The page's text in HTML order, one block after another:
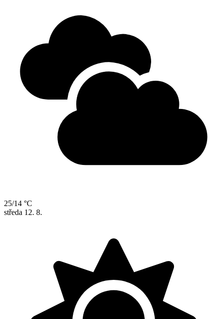
25/14 °C
středa 12. 8.